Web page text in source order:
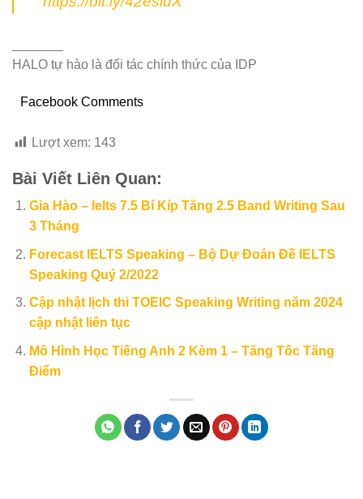
HALO tự hào là đối tác chính thức của IDP
Facebook Comments
Lượt xem: 143
Bài Viết Liên Quan:
Gia Hào – Ielts 7.5 Bí Kíp Tăng 2.5 Band Writing Sau
3 Tháng
Forecast IELTS Speaking – Bộ Dự Đoán Đề IELTS
Speaking Quý 2/2022
Cập nhật lịch thi TOEIC Speaking Writing năm 2024
cập nhật liên tục
Mô Hình Học Tiếng Anh 2 Kèm 1 – Tăng Tốc Tăng
Điểm